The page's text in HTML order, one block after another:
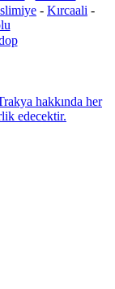
- Kırcaali -
hakkında her
edecektir.